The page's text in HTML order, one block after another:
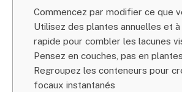
Commencez par modifier ce que
Utilisez des plantes annuelles et
rapide pour combler les lacunes
Pensez en couches, pas en
Regroupez les conteneurs pour
focaux instantanés